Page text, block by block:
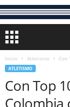
Inicio Atletismo Con
ATLETISMO
Con Top
Colombia